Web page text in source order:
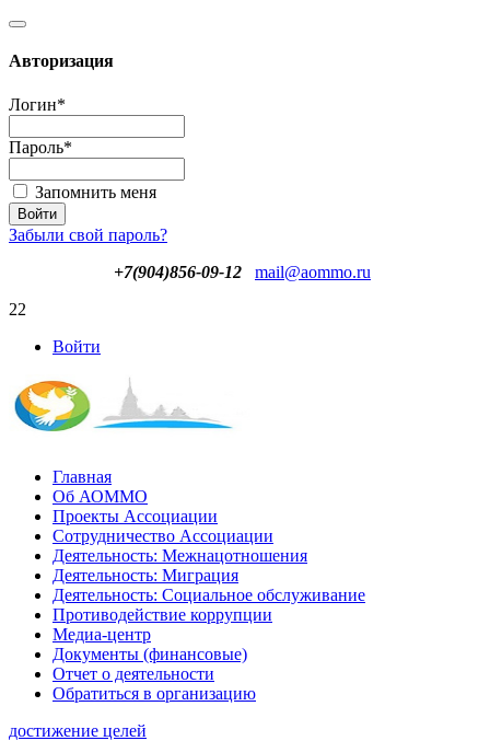
Авторизация
Логин*
Пароль*
Запомнить меня
Забыли свой пароль?
+7(904)856-09-12
mail@aommo.ru
22
Войти
Главная
Об АОММО
Проекты Ассоциации
Сотрудничество Ассоциации
Деятельность: Межнацотношения
Деятельность: Миграция
Деятельность: Социальное обслуживание
Противодействие коррупции
Медиа-центр
Документы (финансовые)
Отчет о деятельности
Обратиться в организацию
достижение целей